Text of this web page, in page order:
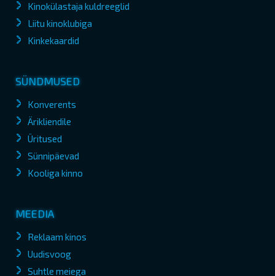
Kinokülastaja kuldreeglid
Liitu kinoklubiga
Kinkekaardid
SÜNDMUSED
Konverents
Ärikliendile
Üritused
Sünnipäevad
Kooliga kinno
MEEDIA
Reklaam kinos
Uudisvoog
Suhtle meiega